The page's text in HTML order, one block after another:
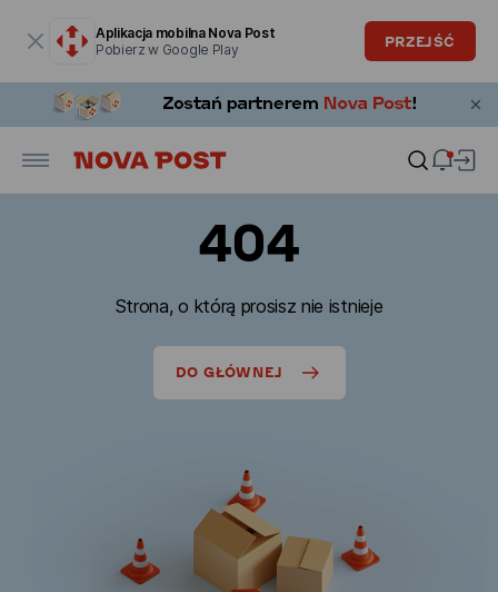
Aplikacja mobilna Nova Post
Pobierz w Google Play
PRZEJŚĆ
404
Strona, o którą prosisz nie istnieje
DO GŁÓWNEJ